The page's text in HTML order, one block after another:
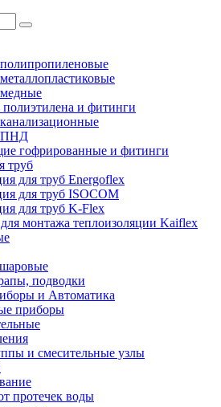
и фитинги
ПНД
гофрированные и фитинги
труб
для труб Energoflex
для труб ISOCOM
для труб K-Flex
монтажа теплоизоляции Kaiflex
подводки
и Автоматика
приборы
и смесительные узлы
протечек воды